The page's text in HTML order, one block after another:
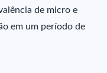
de micro e
em um período de